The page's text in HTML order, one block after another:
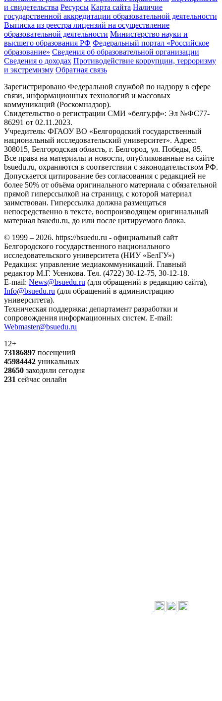
и свидетельства Ресурсы Карта сайта Наличие
государственной аккредитации образовательной деятельности
Выписка из реестра лицензий на осуществление
образовательной деятельности Министерствo науки и
высшего образования РФ Федеральный портал «Российское
образование» Сведения об образовательной организации
Сведения о доходах Противодействие коррупции, терроризму
и экстремизму Обратная связь
Зарегистрировано Федеральной службой по надзору в сфере
связи, информационных технологий и массовых
коммуникаций (Роскомнадзор).
Свидетельство о регистрации СМИ «белгу.рф»: Эл №ФС77-
86291 от 02.11.2023.
Учредитель: ФГАОУ ВО «Белгородский государственный
национальный исследовательский университет». Адрес:
308015, Белгородская область, г. Белгород, ул. Победы, 85.
Все права на материалы и новости, опубликованные на сайте
bsuedu.ru, охраняются в соответствии с законодательством РФ.
Допускается цитирование без согласования с редакцией не
более 50% от объёма оригинального материала с обязательной
прямой гиперссылкой на страницу, с которой материал
заимствован. Гиперссылка должна размещаться
непосредственно в тексте, воспроизводящем оригинальный
материал bsuedu.ru, до или после цитируемого блока.
© 1999 – 2026. https://bsuedu.ru - официальный сайт
Белгородского государственного национального
исследовательского университета (НИУ «БелГУ»)
Редакция: управление медиакоммуникаций. Главный
редактор М.Г. Усенкова. Тел. (4722) 30-12-75, 30-12-18.
E-mail: News@bsuedu.ru (для обращений в редакцию сайта),
Info@bsuedu.ru (для обращений в администрацию
университета).
Техническая поддержка: департамент разработки и
сопровождения информационных систем. E-mail:
Webmaster@bsuedu.ru
12+
73186897 посещений
45984442 уникальных
28650 заходили сегодня
231 сейчас онлайн